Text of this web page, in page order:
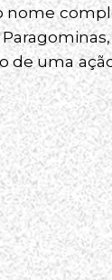
nome
uma